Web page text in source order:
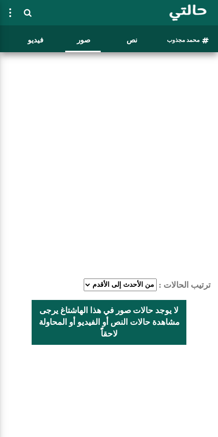
محمد مجذوب نص صور فيديو
ترتيب الحالات :
لا يوجد حالات صور في هذا الهاشتاغ يرجى
مشاهدة حالات النص أو الفيديو أو المحاولة
لاحقاًً